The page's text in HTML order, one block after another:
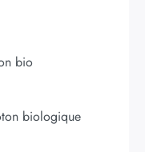
bio
biologique